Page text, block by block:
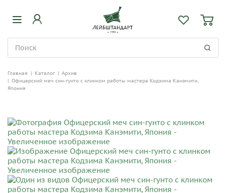
Главная | Каталог | Архив
| Офицерский меч син-гунто с клинком работы мастера Кодзима Канэмити,
Япония